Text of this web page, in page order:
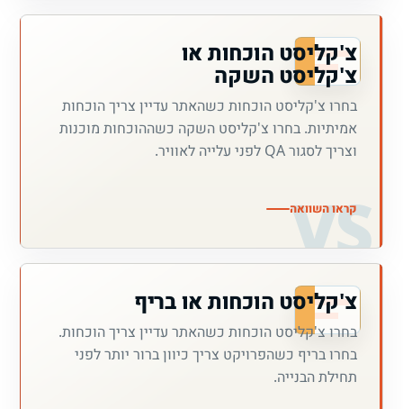
צ'קליסט הוכחות או
צ'קליסט השקה
בחרו צ'קליסט הוכחות כשהאתר עדיין צריך הוכחות
אמיתיות. בחרו צ'קליסט השקה כשההוכחות מוכנות
וצריך לסגור QA לפני עלייה לאוויר.
קראו השוואה
צ'קליסט הוכחות או בריף
בחרו צ'קליסט הוכחות כשהאתר עדיין צריך הוכחות.
בחרו בריף כשהפרויקט צריך כיוון ברור יותר לפני
תחילת הבנייה.